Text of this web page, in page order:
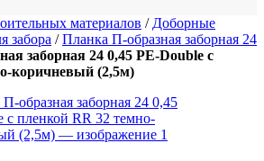
материалов / Доборные
забора /Планка П-образная заборная 24
заборная 24 0,45 PE-Double с
коричневый (2,5м)